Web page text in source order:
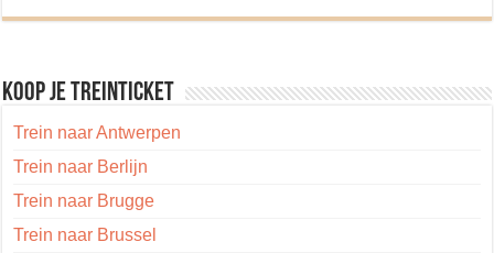
Koop je treinticket
Trein naar Antwerpen
Trein naar Berlijn
Trein naar Brugge
Trein naar Brussel